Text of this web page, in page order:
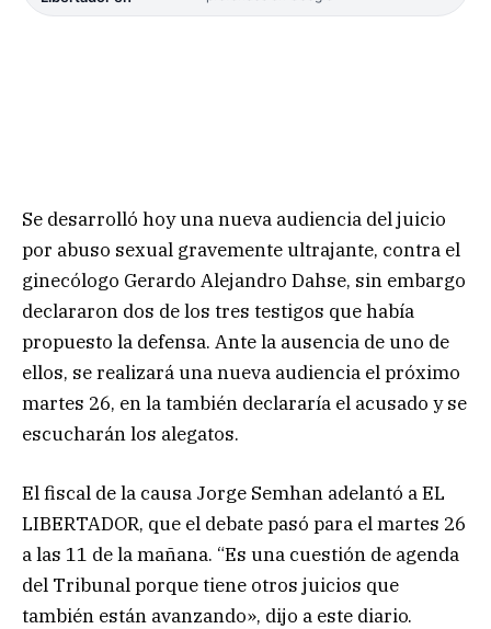
Se desarrolló hoy una nueva audiencia del juicio
por abuso sexual gravemente ultrajante, contra el
ginecólogo Gerardo Alejandro Dahse, sin embargo
declararon dos de los tres testigos que había
propuesto la defensa. Ante la ausencia de uno de
ellos, se realizará una nueva audiencia el próximo
martes 26, en la también declararía el acusado y se
escucharán los alegatos.
El fiscal de la causa Jorge Semhan adelantó a EL
LIBERTADOR, que el debate pasó para el martes 26
a las 11 de la mañana. “Es una cuestión de agenda
del Tribunal porque tiene otros juicios que
también están avanzando», dijo a este diario.